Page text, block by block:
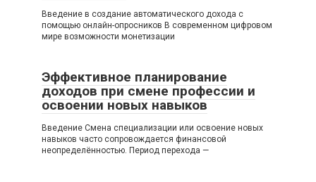
Введение в создание автоматического дохода с
помощью онлайн-опросников В современном цифровом
мире возможности монетизации
Эффективное планирование
доходов при смене профессии и
освоении новых навыков
Введение Смена специализации или освоение новых
навыков часто сопровождается финансовой
неопределённостью. Период перехода —